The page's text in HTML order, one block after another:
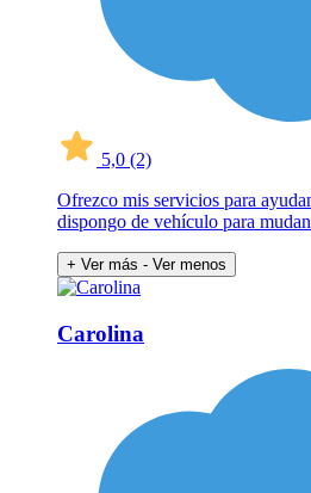
5,0 (2)
Ofrezco mis servicios para
dispongo de vehículo para
+ Ver más - Ver menos
Carolina